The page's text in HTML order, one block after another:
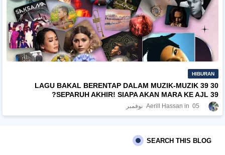
HIBURAN
30 LAGU BAKAL BERENTAP DALAM MUZIK-MUZIK 39
SEPARUH AKHIR! SIAPA AKAN MARA KE AJL 39?
Aerill Hassan 05 نوفمبر
SEARCH THIS BLOG